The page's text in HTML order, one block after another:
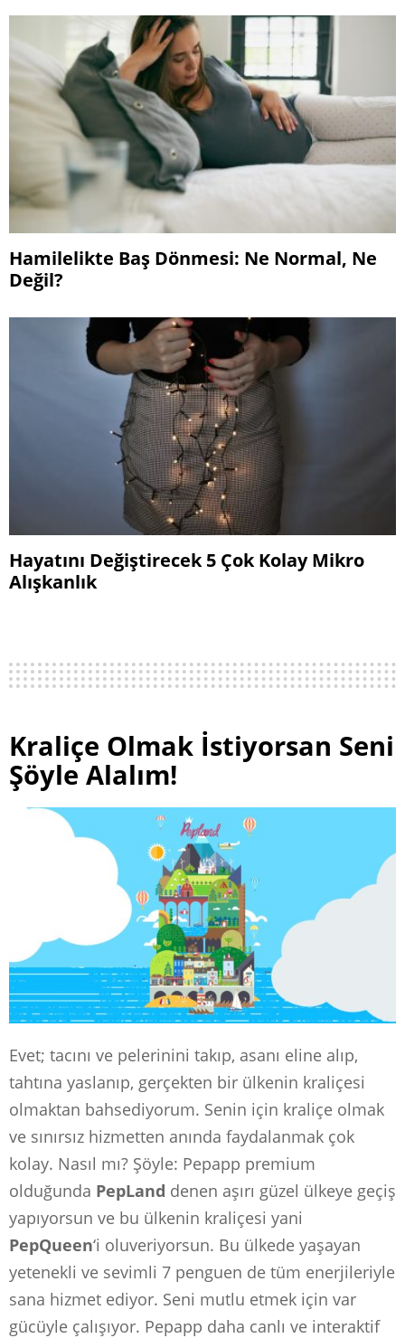
Hamilelikte Baş Dönmesi: Ne Normal, Ne
Değil?
Hayatını Değiştirecek 5 Çok Kolay Mikro
Alışkanlık
Kraliçe Olmak İstiyorsan Seni
Şöyle Alalım!
Evet; tacını ve pelerinini takıp, asanı eline alıp,
tahtına yaslanıp, gerçekten bir ülkenin kraliçesi
olmaktan bahsediyorum. Senin için kraliçe olmak
ve sınırsız hizmetten anında faydalanmak çok
kolay. Nasıl mı? Şöyle: Pepapp premium
olduğunda PepLand denen aşırı güzel ülkeye geçiş
yapıyorsun ve bu ülkenin kraliçesi yani
PepQueen‘i oluveriyorsun. Bu ülkede yaşayan
yetenekli ve sevimli 7 penguen de tüm enerjileriyle
sana hizmet ediyor. Seni mutlu etmek için var
gücüyle çalışıyor. Pepapp daha canlı ve interaktif